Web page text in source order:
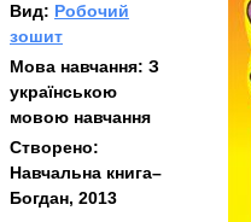
Вид: Робочий
зошит
Мова навчання: З
українською
мовою навчання
Створено:
Навчальна книга–
Богдан, 2013